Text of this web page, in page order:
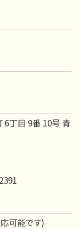
6丁目 9番 10号 青
可能です)